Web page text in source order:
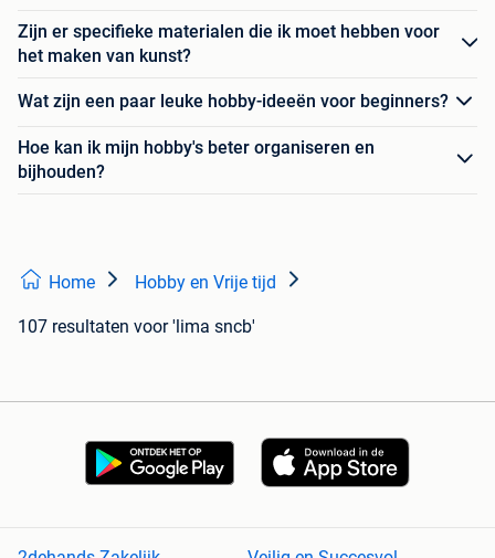
Zijn er specifieke materialen die ik moet hebben voor
het maken van kunst?
Wat zijn een paar leuke hobby-ideeën voor beginners?
Hoe kan ik mijn hobby's beter organiseren en
bijhouden?
Home Hobby en Vrije tijd
107 resultaten voor 'lima sncb'